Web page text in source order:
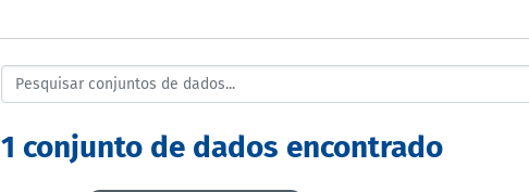
1 conjunto de dados encontrado